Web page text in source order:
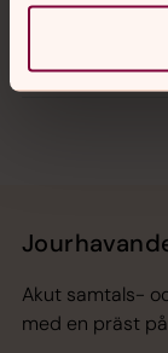
Akut samtals-
med en präst